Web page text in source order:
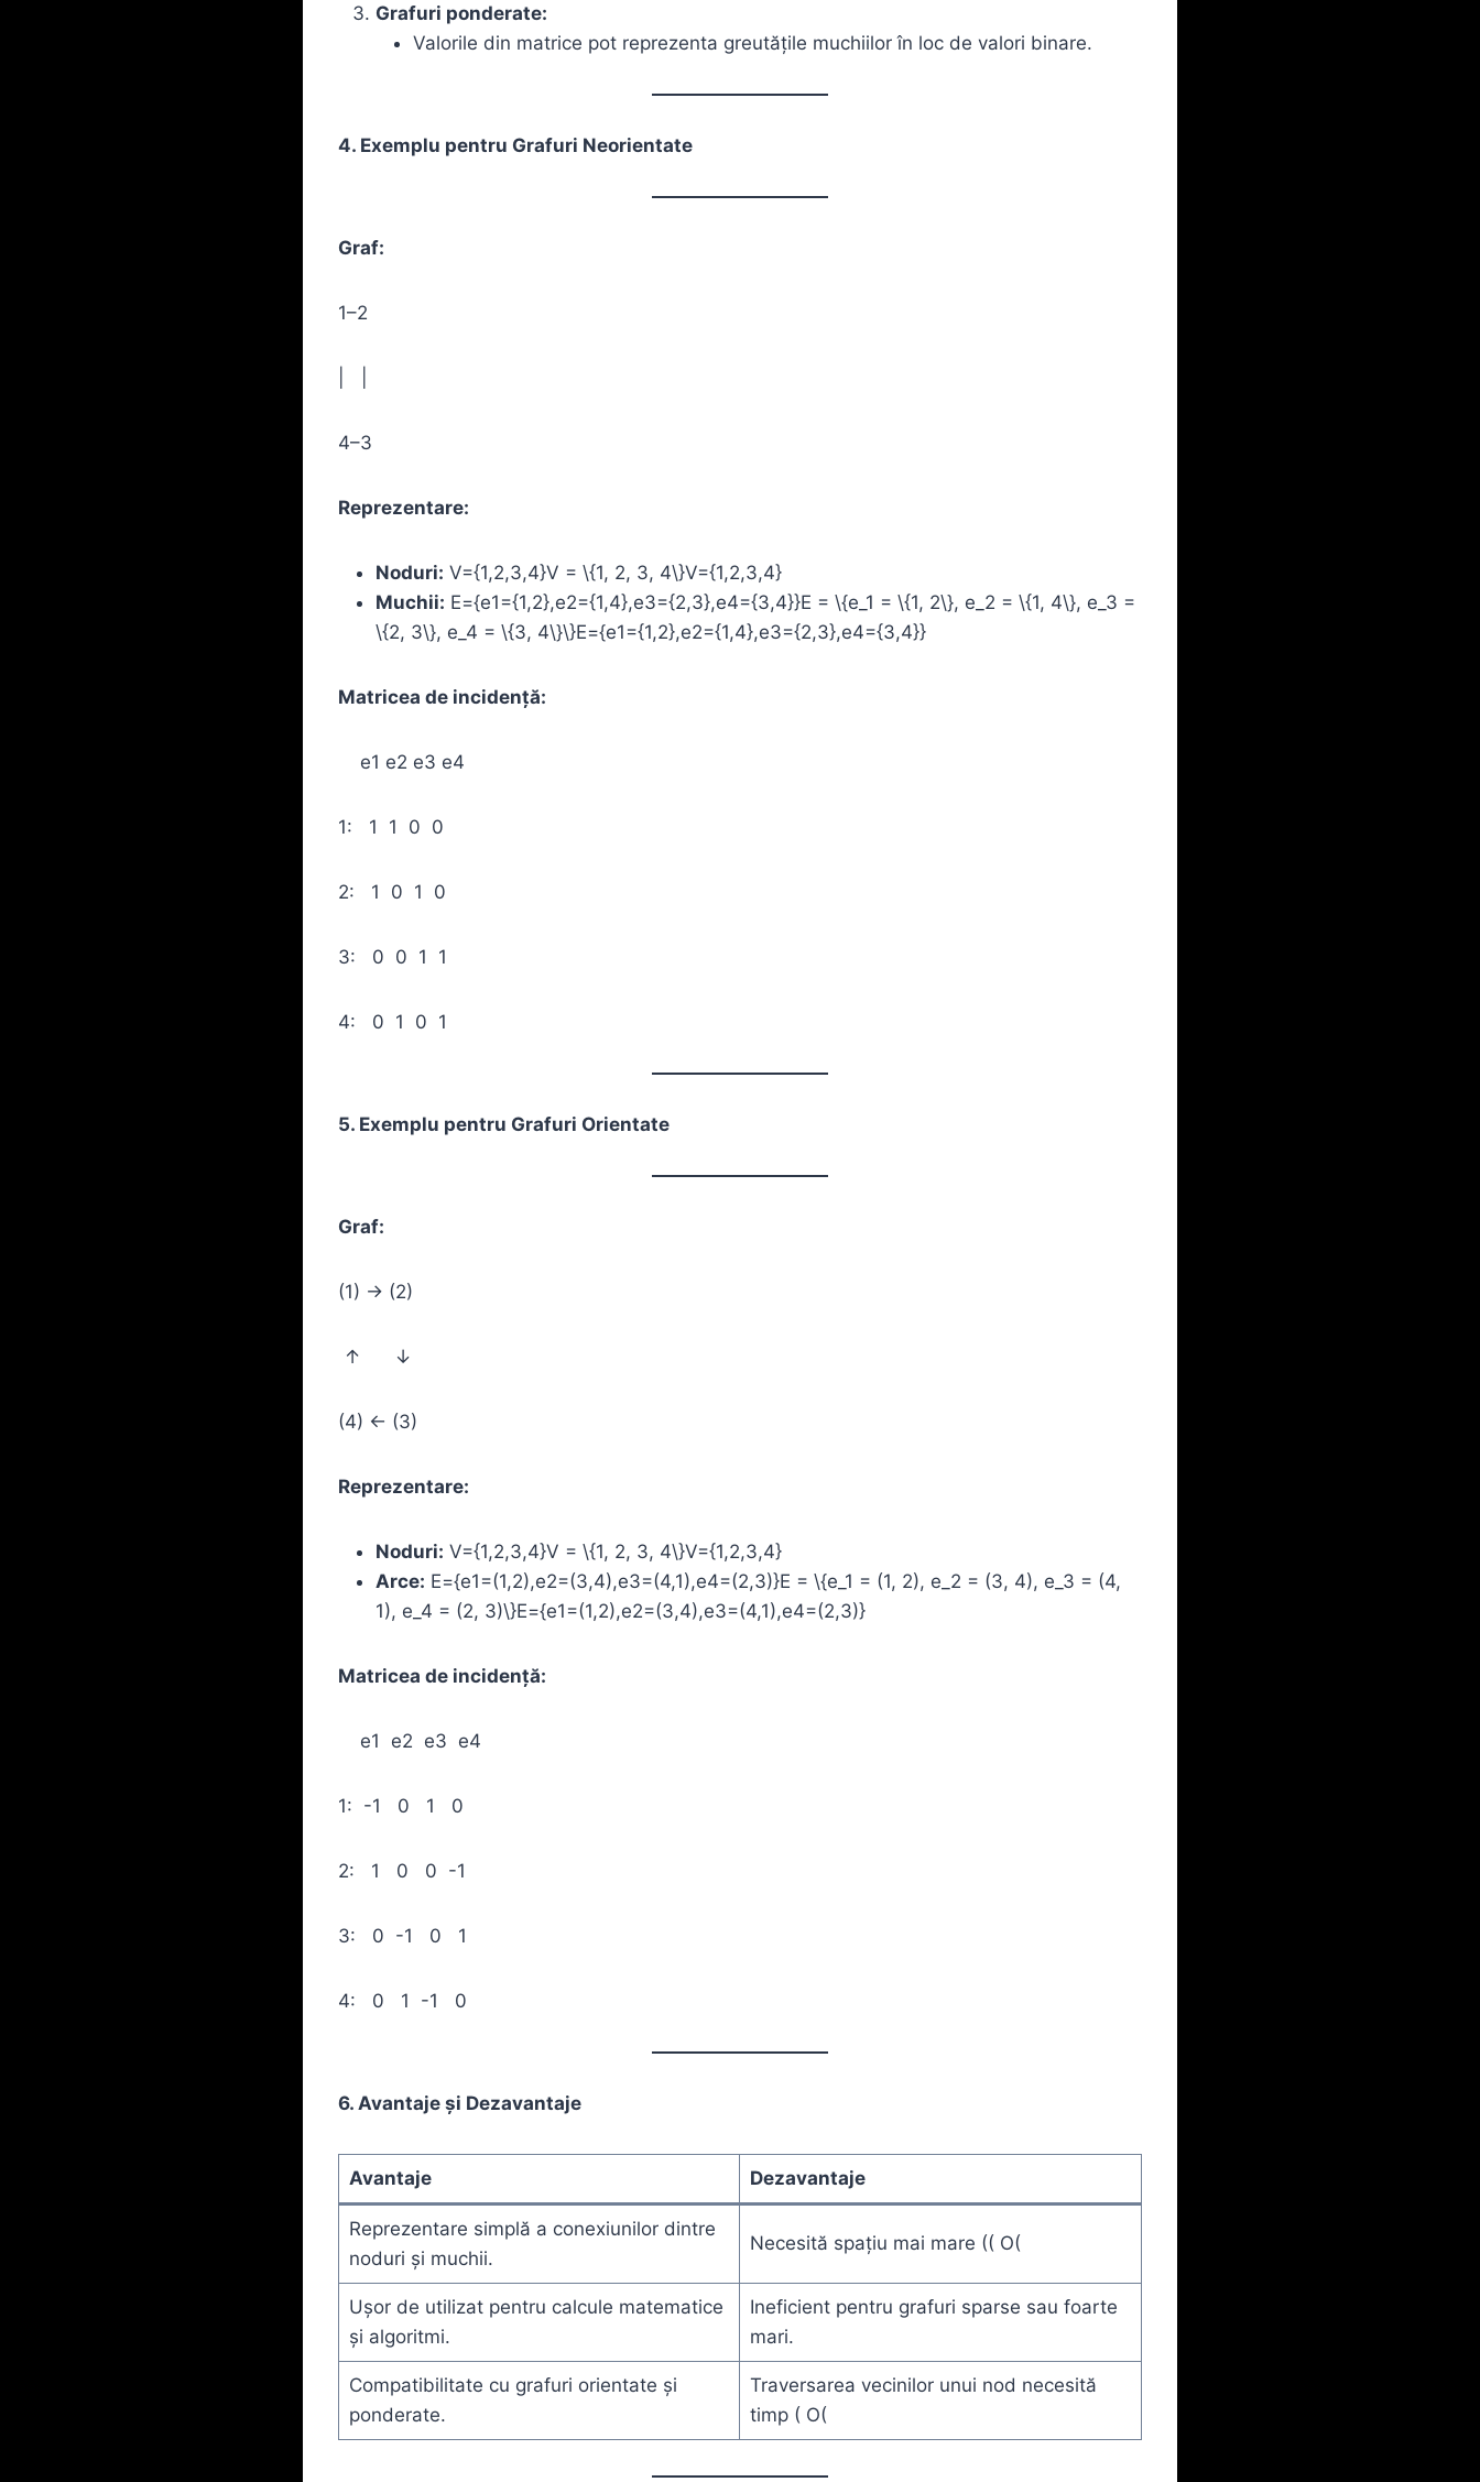
Grafuri ponderate:
Valorile din matrice pot reprezenta greutățile muchiilor în loc de valori binare.
4. Exemplu pentru Grafuri Neorientate
Graf:
1–2
4–3
Reprezentare:
Noduri: V={1,2,3,4}V = \{1, 2, 3, 4\}V={1,2,3,4}
Muchii: E={e1={1,2},e2={1,4},e3={2,3},e4={3,4}}E = \{e_1 = \{1, 2\}, e_2 = \{1, 4\}, e_3 =
\{2, 3\}, e_4 = \{3, 4\}\}E={e1​={1,2},e2​={1,4},e3​={2,3},e4​={3,4}}
Matricea de incidență:
e1 e2 e3 e4
1: 1 1 0 0
2: 1 0 1 0
3: 0 0 1 1
4: 0 1 0 1
5. Exemplu pentru Grafuri Orientate
Graf:
(1) → (2)
↑ ↓
(4) ← (3)
Reprezentare:
Noduri: V={1,2,3,4}V = \{1, 2, 3, 4\}V={1,2,3,4}
Arce: E={e1=(1,2),e2=(3,4),e3=(4,1),e4=(2,3)}E = \{e_1 = (1, 2), e_2 = (3, 4), e_3 = (4,
1), e_4 = (2, 3)\}E={e1​=(1,2),e2​=(3,4),e3​=(4,1),e4​=(2,3)}
Matricea de incidență:
e1 e2 e3 e4
1: -1 0 1 0
2: 1 0 0 -1
3: 0 -1 0 1
4: 0 1 -1 0
6. Avantaje și Dezavantaje
Avantaje Dezavantaje
Reprezentare simplă a conexiunilor dintre
noduri și muchii.
Necesită spațiu mai mare (( O(
Ușor de utilizat pentru calcule matematice
și algoritmi.
Ineficient pentru grafuri sparse sau foarte
mari.
Compatibilitate cu grafuri orientate și
ponderate.
Traversarea vecinilor unui nod necesită
timp ( O(